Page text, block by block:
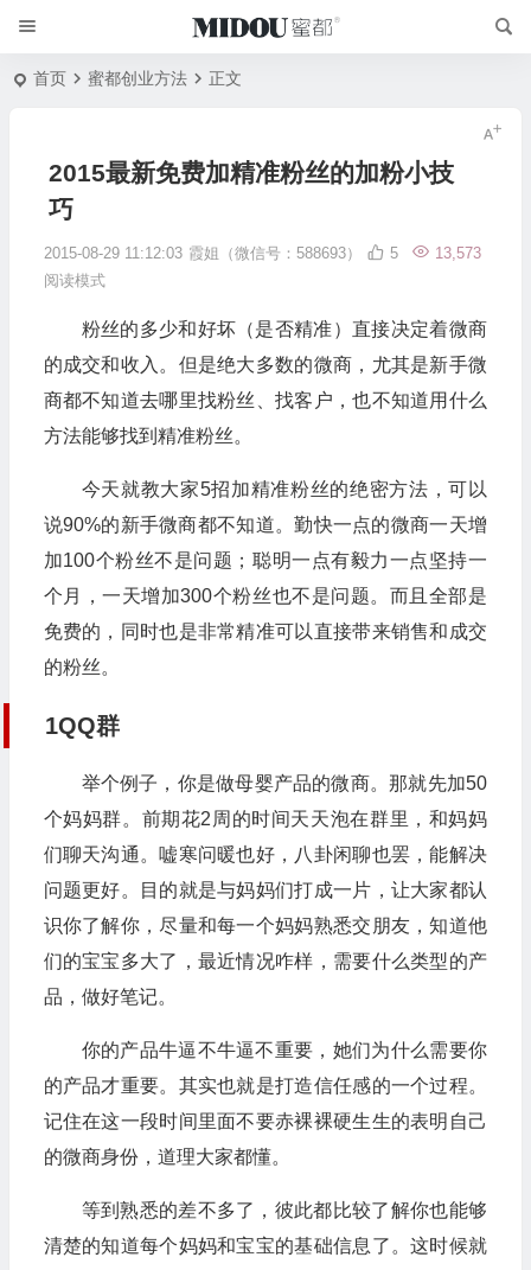
首页 蜜都创业方法 正文
2015最新免费加精准粉丝的加粉小技
巧
2015-08-29 11:12:03 霞姐（微信号：588693） 13,573
5
阅读模式
粉丝的多少和好坏（是否精准）直接决定着微商
的成交和收入。但是绝大多数的微商，尤其是新手微
商都不知道去哪里找粉丝、找客户，也不知道用什么
方法能够找到精准粉丝。
今天就教大家5招加精准粉丝的绝密方法，可以
说90%的新手微商都不知道。勤快一点的微商一天增
加100个粉丝不是问题；聪明一点有毅力一点坚持一
个月，一天增加300个粉丝也不是问题。而且全部是
免费的，同时也是非常精准可以直接带来销售和成交
的粉丝。
1QQ群
举个例子，你是做母婴产品的微商。那就先加50
个妈妈群。前期花2周的时间天天泡在群里，和妈妈
们聊天沟通。嘘寒问暖也好，八卦闲聊也罢，能解决
问题更好。目的就是与妈妈们打成一片，让大家都认
识你了解你，尽量和每一个妈妈熟悉交朋友，知道他
们的宝宝多大了，最近情况咋样，需要什么类型的产
品，做好笔记。
你的产品牛逼不牛逼不重要，她们为什么需要你
的产品才重要。其实也就是打造信任感的一个过程。
记住在这一段时间里面不要赤裸裸硬生生的表明自己
的微商身份，道理大家都懂。
等到熟悉的差不多了，彼此都比较了解你也能够
清楚的知道每个妈妈和宝宝的基础信息了。这时候就